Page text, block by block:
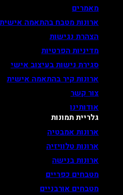
מאמרים
ארונות מטבח בהתאמה אישית
הצהרת נגישות
מדיניות הפרטיות
סגירת נישות בעיצוב אישי
ארונות קיר בהתאמה אישית
צור קשר
אודותינו
גלריית תמונות
ארונות אמבטיה
ארונות טלוויזיה
ארונות בנישה
מטבחים כפריים
מטבחים אורבניים